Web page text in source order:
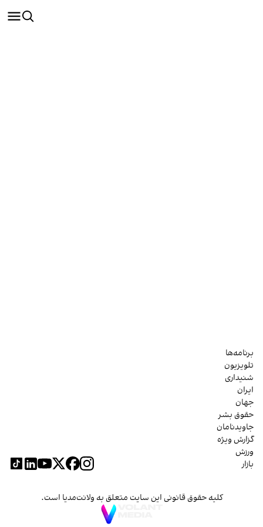
برنامه‌ها
تلویزیون
شنیداری
ایران
جهان
حقوق بشر
جاویدنامان
گزارش ویژه
ورزش
بازار
کلیه حقوق قانونی این سایت متعلق به ولانت‌مدیا است.